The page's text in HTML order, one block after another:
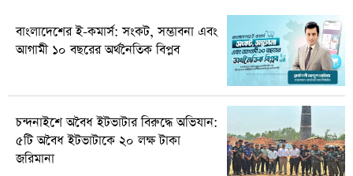
বাংলাদেশের ই-কমার্স: সংকট, সম্ভাবনা এবং
আগামী ১০ বছরের অর্থনৈতিক বিপ্লব
চন্দনাইশে অবৈধ ইটভাটার বিরুদ্ধে অভিযান:
৫টি অবৈধ ইটভাটাকে ২০ লক্ষ টাকা
জরিমানা